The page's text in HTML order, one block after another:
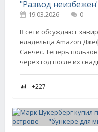
19.03.2026
0
В сети обсуждают
владельца Amazon
Санчес. Теперь
через год после их
+227